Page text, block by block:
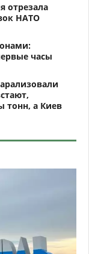
отрезала
НАТО
часы
тонн, а Киев